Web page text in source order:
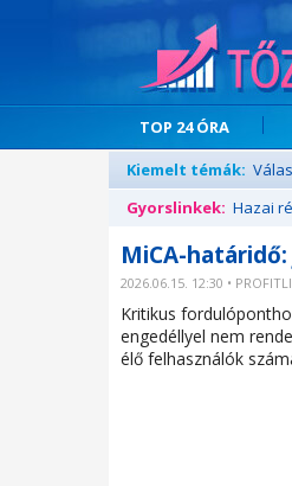
TOP 24 ÓRA
Kiemelt témák:
Gyorslinkek: Hazai
MiCA-
2026.06.15. 12:30 •
Kritikus
engedéllyel nem
élő felhasználók